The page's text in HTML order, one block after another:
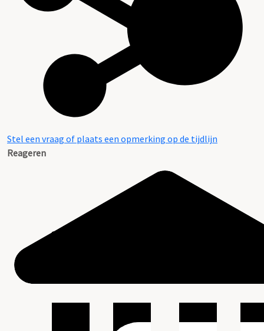
Stel een vraag of plaats een opmerking op de tijdlijn
Reageren